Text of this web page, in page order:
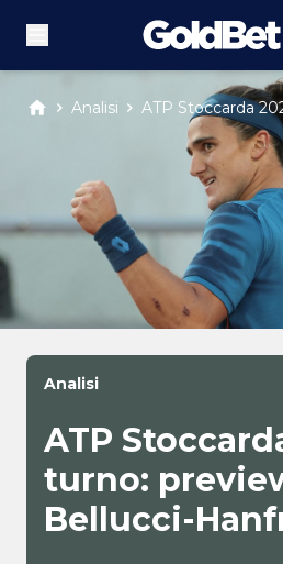
Analisi ATP Stoccarda
Analisi
ATP
turno:
Bellucci-